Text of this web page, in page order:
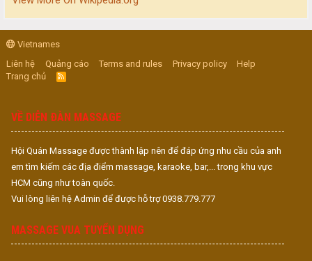
Vietnames
Liên hệ
Quảng cáo Terms and rules Privacy policy
Help
Trang chủ
R
S
VỀ DIỄN ĐÀN MASSAGE
Hội Quán Massage được thành lập nên để đáp ứng nhu cầu của anh
em tìm kiếm các địa điểm massage, karaoke, bar,... trong khu vực
HCM cũng như toàn quốc.
Vui lòng liên hệ Admin để được hỗ trợ 0938.779.777
MASSAGE VUA TUYỂN DỤNG